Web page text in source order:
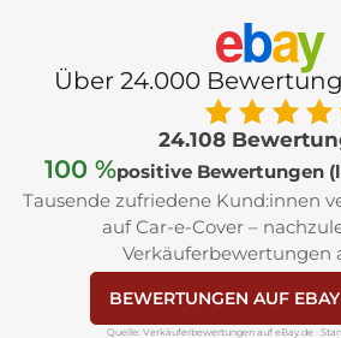
ebay
Über 24.000
24.108
100 %positive Bewertungen
Tausende zufriedene Kund:innen
auf Car-e-Cover –
Verkäuferbewertungen
BEWERTUNGEN AUF
Quelle: Verkäuferbewertungen auf eBay.de ·